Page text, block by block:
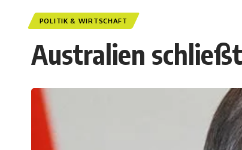
POLITIK & WIRTSCHAFT
Australien